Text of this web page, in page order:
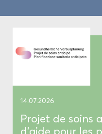
14.07.2026
Pro­jet de soins
d’aide pour les